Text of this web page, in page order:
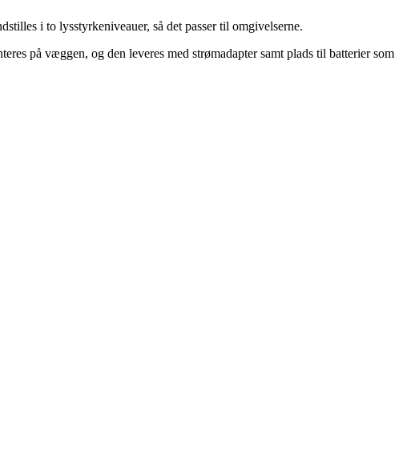
i to lysstyrkeniveauer, så det passer til omgivelserne.
på væggen, og den leveres med strømadapter samt plads til batterier som